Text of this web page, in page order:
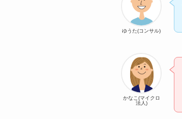
ゆうた(コンサル)
かなこ(マイクロ
法人)